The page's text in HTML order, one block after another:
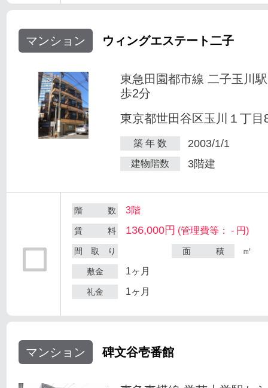
マンション ウィングエステート二子
東急田園都市線 二子玉川
歩2分
東京都世田谷区玉川１丁目
築 年 数 2003/1/1
建物階数 3階建
階 数 3階
賃 料 136,000円 (管理費等： - 円)
間 取 り 面 積 ㎡
敷金 1ヶ月
礼金 1ヶ月
マンション 碑文谷壱番館